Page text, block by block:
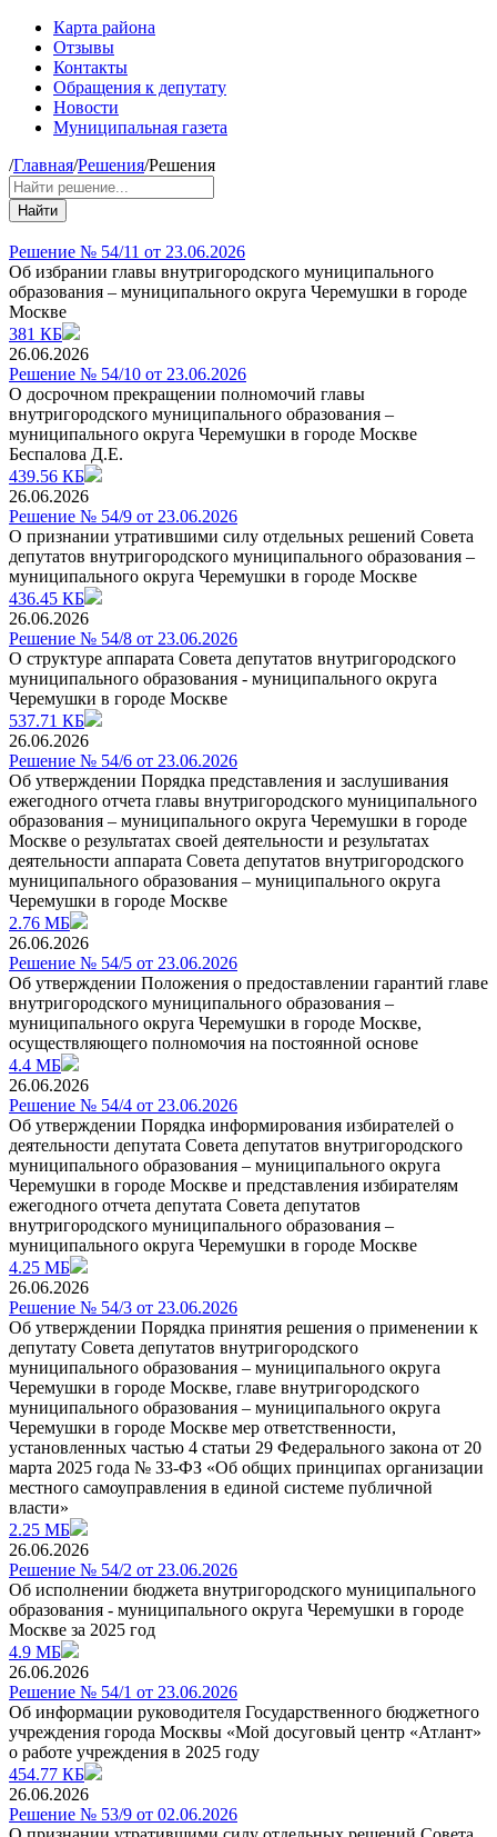
Карта района
Отзывы
Контакты
Обращения к депутату
Новости
Муниципальная газета
/Главная/Решения/Решения
Найти
Решение № 54/11 от 23.06.2026
Об избрании главы внутригородского муниципального
образования – муниципального округа Черемушки в городе
Москве
381 КБ
26.06.2026
Решение № 54/10 от 23.06.2026
О досрочном прекращении полномочий главы
внутригородского муниципального образования –
муниципального округа Черемушки в городе Москве
Беспалова Д.Е.
439.56 КБ
26.06.2026
Решение № 54/9 от 23.06.2026
О признании утратившими силу отдельных решений Совета
депутатов внутригородского муниципального образования –
муниципального округа Черемушки в городе Москве
436.45 КБ
26.06.2026
Решение № 54/8 от 23.06.2026
О структуре аппарата Совета депутатов внутригородского
муниципального образования - муниципального округа
Черемушки в городе Москве
537.71 КБ
26.06.2026
Решение № 54/6 от 23.06.2026
Об утверждении Порядка представления и заслушивания
ежегодного отчета главы внутригородского муниципального
образования – муниципального округа Черемушки в городе
Москве о результатах своей деятельности и результатах
деятельности аппарата Совета депутатов внутригородского
муниципального образования – муниципального округа
Черемушки в городе Москве
2.76 МБ
26.06.2026
Решение № 54/5 от 23.06.2026
Об утверждении Положения о предоставлении гарантий главе
внутригородского муниципального образования –
муниципального округа Черемушки в городе Москве,
осуществляющего полномочия на постоянной основе
4.4 МБ
26.06.2026
Решение № 54/4 от 23.06.2026
Об утверждении Порядка информирования избирателей о
деятельности депутата Совета депутатов внутригородского
муниципального образования – муниципального округа
Черемушки в городе Москве и представления избирателям
ежегодного отчета депутата Совета депутатов
внутригородского муниципального образования –
муниципального округа Черемушки в городе Москве
4.25 МБ
26.06.2026
Решение № 54/3 от 23.06.2026
Об утверждении Порядка принятия решения о применении к
депутату Совета депутатов внутригородского
муниципального образования – муниципального округа
Черемушки в городе Москве, главе внутригородского
муниципального образования – муниципального округа
Черемушки в городе Москве мер ответственности,
установленных частью 4 статьи 29 Федерального закона от 20
марта 2025 года № 33-ФЗ «Об общих принципах организации
местного самоуправления в единой системе публичной
власти»
2.25 МБ
26.06.2026
Решение № 54/2 от 23.06.2026
Об исполнении бюджета внутригородского муниципального
образования - муниципального округа Черемушки в городе
Москве за 2025 год
4.9 МБ
26.06.2026
Решение № 54/1 от 23.06.2026
Об информации руководителя Государственного бюджетного
учреждения города Москвы «Мой досуговый центр «Атлант»
о работе учреждения в 2025 году
454.77 КБ
26.06.2026
Решение № 53/9 от 02.06.2026